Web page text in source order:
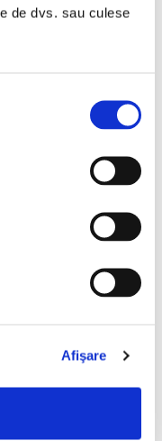
de dvs. sau culese
Afişare